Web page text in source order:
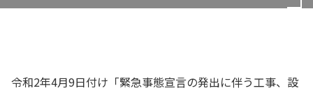
令和2年4月9日付け「緊急事態宣言の発出に伴う工事、設